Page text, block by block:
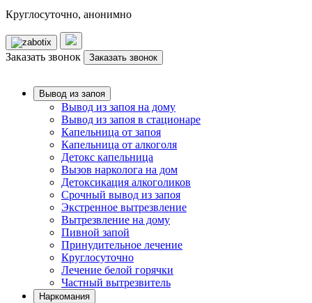
Круглосуточно, анонимно
Заказать звонок Заказать звонок
Вывод из запоя
Вывод из запоя на дому
Вывод из запоя в стационаре
Капельница от запоя
Капельница от алкоголя
Детокс капельница
Вызов нарколога на дом
Детоксикация алкоголиков
Срочный вывод из запоя
Экстренное вытрезвление
Вытрезвление на дому
Пивной запой
Принудительное лечение
Круглосуточно
Лечение белой горячки
Частный вытрезвитель
Наркомания